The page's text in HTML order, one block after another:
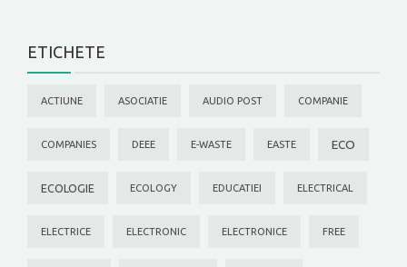
ETICHETE
ACTIUNE ASOCIATIE AUDIO POST COMPANIE
COMPANIES DEEE E-WASTE EASTE ECO
ECOLOGIE ECOLOGY EDUCATIEI ELECTRICAL
ELECTRICE ELECTRONIC ELECTRONICE FREE